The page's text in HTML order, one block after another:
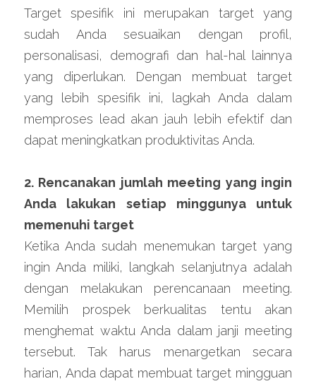
Target spesifik ini merupakan target yang
sudah Anda sesuaikan dengan profil,
personalisasi, demografi dan hal-hal lainnya
yang diperlukan. Dengan membuat target
yang lebih spesifik ini, lagkah Anda dalam
memproses lead akan jauh lebih efektif dan
dapat meningkatkan produktivitas Anda.
2. Rencanakan jumlah meeting yang ingin
Anda lakukan setiap minggunya untuk
memenuhi target
Ketika Anda sudah menemukan target yang
ingin Anda miliki, langkah selanjutnya adalah
dengan melakukan perencanaan meeting.
Memilih prospek berkualitas tentu akan
menghemat waktu Anda dalam janji meeting
tersebut. Tak harus menargetkan secara
harian, Anda dapat membuat target mingguan